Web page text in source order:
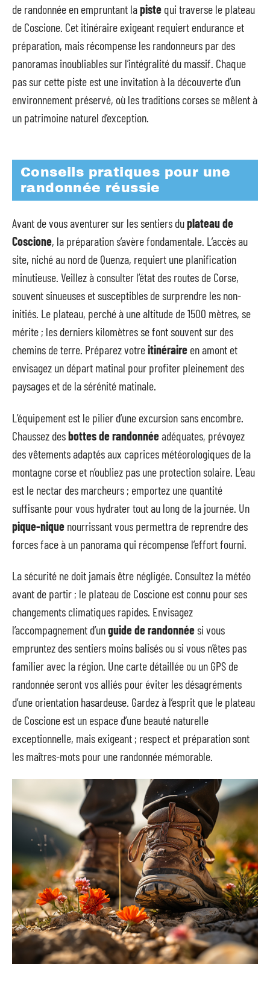
de randonnée en empruntant lapiste qui traverse le plateau
de Coscione. Cet itinéraire exigeant requiert endurance et
préparation, mais récompense les randonneurs par des
panoramas inoubliables sur l’intégralité du massif. Chaque
pas sur cette piste est une invitation à la découverte d’un
environnement préservé, où les traditions corses se mêlent à
un patrimoine naturel d’exception.
Conseils pratiques pour une
randonnée réussie
Avant de vous aventurer sur les sentiers duplateau de
Coscione, la préparation s’avère fondamentale. L’accès au
site, niché au nord de Quenza, requiert une planification
minutieuse. Veillez à consulter l’état des routes de Corse,
souvent sinueuses et susceptibles de surprendre les non-
initiés. Le plateau, perché à une altitude de 1500 mètres, se
mérite ; les derniers kilomètres se font souvent sur des
chemins de terre. Préparez votreitinéraire en amont et
envisagez un départ matinal pour profiter pleinement des
paysages et de la sérénité matinale.
L’équipement est le pilier d’une excursion sans encombre.
Chaussez desbottes de randonnéeadéquates, prévoyez
des vêtements adaptés aux caprices météorologiques de la
montagne corse et n’oubliez pas une protection solaire. L’eau
est le nectar des marcheurs ; emportez une quantité
suffisante pour vous hydrater tout au long de la journée. Un
pique-nique nourrissant vous permettra de reprendre des
forces face à un panorama qui récompense l’effort fourni.
La sécurité ne doit jamais être négligée. Consultez la météo
avant de partir ; le plateau de Coscione est connu pour ses
changements climatiques rapides. Envisagez
l’accompagnement d’unguide de randonnéesi vous
empruntez des sentiers moins balisés ou si vous n’êtes pas
familier avec la région. Une carte détaillée ou un GPS de
randonnée seront vos alliés pour éviter les désagréments
d’une orientation hasardeuse. Gardez à l’esprit que le plateau
de Coscione est un espace d’une beauté naturelle
exceptionnelle, mais exigeant ; respect et préparation sont
les maîtres-mots pour une randonnée mémorable.